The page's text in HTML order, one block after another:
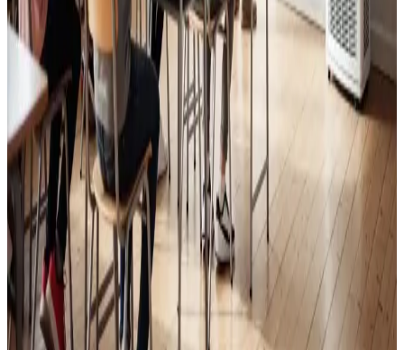
Skoleventilation
Frisk luft og bedre koncentration i skoler og institutioner
i Vandel.
Læs mere